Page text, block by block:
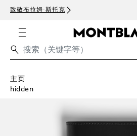
致敬布拉姆·斯托克
主页
hidden